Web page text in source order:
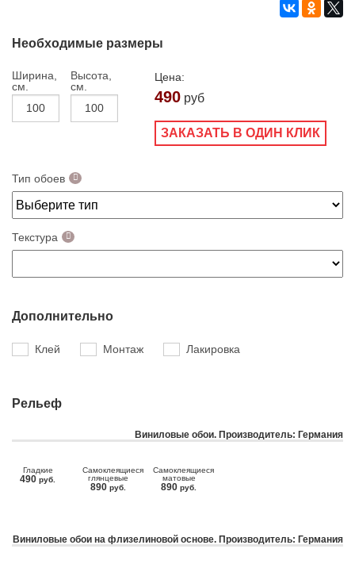
Необходимые размеры
Ширина,
см.
Высота,
см.
Цена:
490 руб
ЗАКАЗАТЬ В ОДИН КЛИК
Тип обоев
Текстура
Дополнительно
Клей Монтаж Лакировка
Рельеф
Виниловые обои. Производитель: Германия
Гладкие
490 руб.
Самоклеящиеся
глянцевые
890 руб.
Самоклеящиеся
матовые
890 руб.
Виниловые обои на флизелиновой основе. Производитель: Германия